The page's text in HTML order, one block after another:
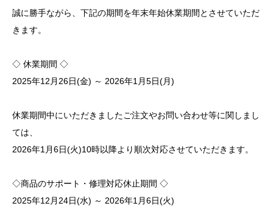
誠に勝手ながら、下記の期間を年末年始休業期間とさせていただ
きます。
◇ 休業期間 ◇
2025年12月26日(金) ～ 2026年1月5日(月)
休業期間中にいただきましたご注文やお問い合わせ等に関しまし
ては、
2026年1月6日(火)10時以降より順次対応させていただきます。
◇商品のサポート・修理対応休止期間 ◇
2025年12月24日(水) ～ 2026年1月6日(火)